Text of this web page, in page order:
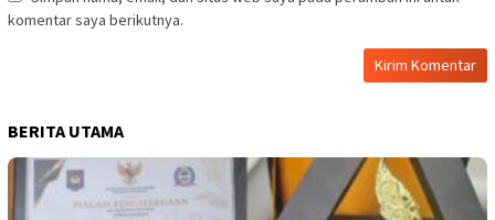
komentar saya berikutnya.
BERITA UTAMA